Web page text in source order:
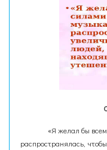
«Я желал бы
распространялась,